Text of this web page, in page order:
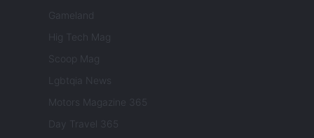
Gameland
Hig Tech Mag
Scoop Mag
Lgbtqia News
Motors Magazine 365
Day Travel 365